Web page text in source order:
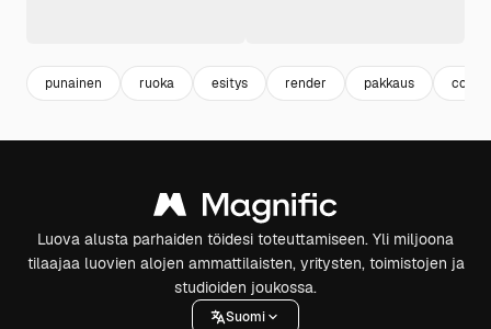
punainen ruoka esitys render pakkaus
Luova alusta parhaiden töidesi toteuttamiseen. Yli miljoona
tilaajaa luovien alojen ammattilaisten, yritysten, toimistojen ja
studioiden joukossa.
Suomi